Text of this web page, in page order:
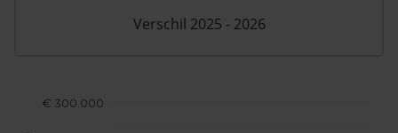
€ 300.000
Verschil 2025 - 2026